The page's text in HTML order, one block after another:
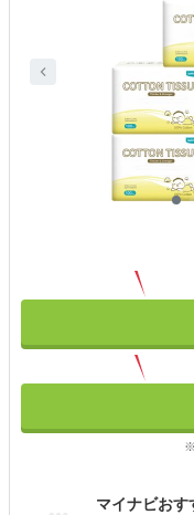
※
マイナビおす